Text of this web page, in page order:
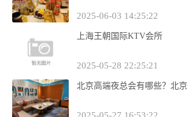
2025-06-03 14:25:22
上海王朝国际KTV会所
2025-05-28 22:25:21
北京高端夜总会有哪些？北